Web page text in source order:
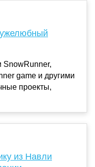
SnowRunner,
game и другими
проекты,
из Навли